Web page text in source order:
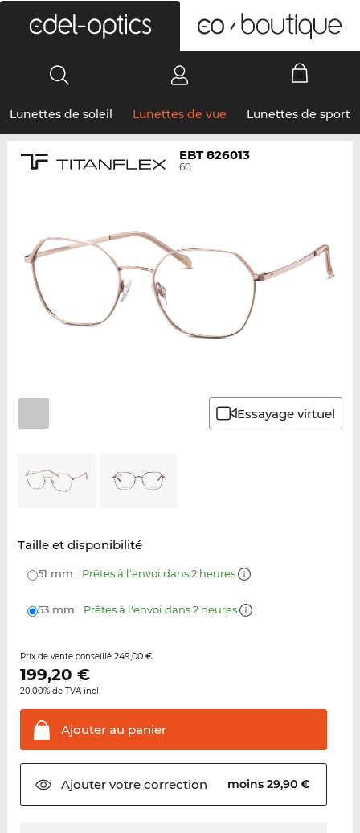
Lunettes de soleil Lunettes de vue Lunettes de sport
EBT 826013
60
Essayage virtuel
Taille et disponibilité
51 mm Prêtes à l'envoi dans 2 heures
53 mm Prêtes à l'envoi dans 2 heures
Prix de vente conseillé 249,00 €
199,20 €
20.00% de TVA incl.
Ajouter au panier
Ajouter votrecorrection moins 29,90 €